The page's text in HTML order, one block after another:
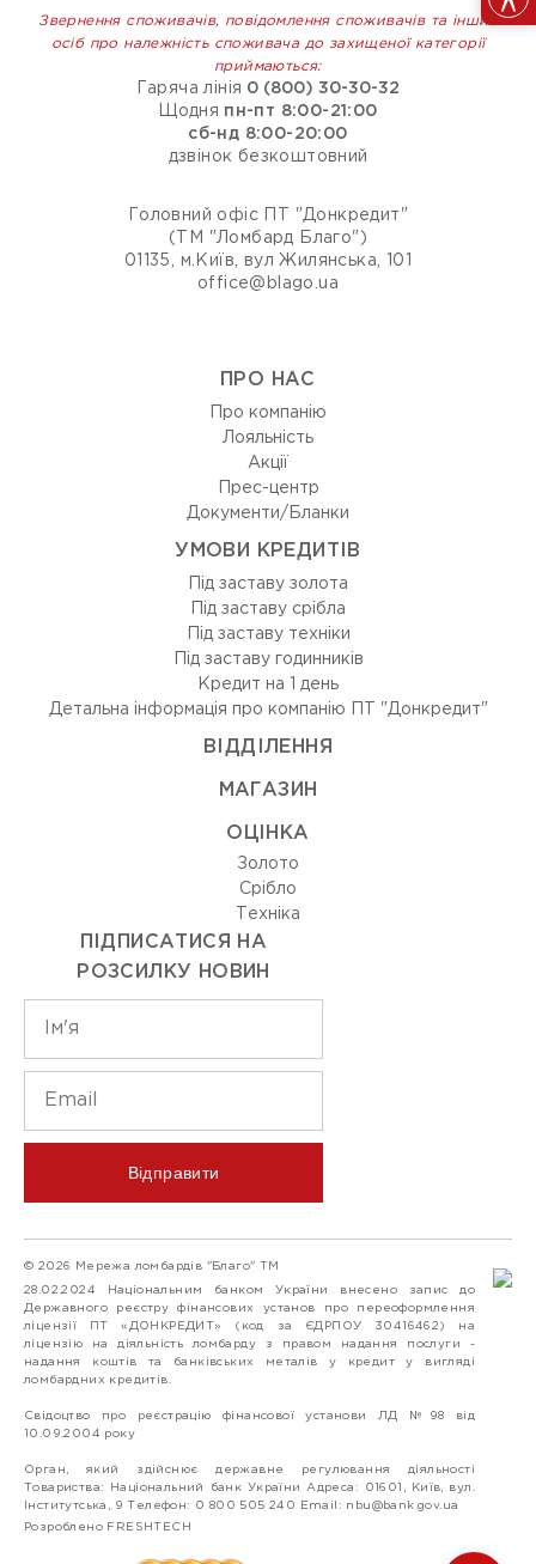
Звернення споживачів, повідомлення споживачів та інших
осіб про належність споживача до захищеної категорії
приймаються:
Гаряча лінія 0 (800) 30-30-32
Щодня
пн-пт 8:00-21:00
сб-нд 8:00-20:00
дзвінок безкоштовний
Головний офіс ПТ "Донкредит"
(ТМ "Ломбард Благо")
01135, м.Київ, вул Жилянська, 101
office@blago.ua
ПРО НАС
Про компанію
Лояльність
Акції
Прес-центр
Документи/Бланки
УМОВИ КРЕДИТІВ
Під заставу золота
Під заставу срібла
Під заставу техніки
Під заставу годинників
Кредит на 1 день
Детальна інформація про компанію ПТ "Донкредит"
ВIДДIЛЕННЯ
МАГАЗИН
ОЦIНКА
Золото
Срiбло
Технiка
ПІДПИСАТИСЯ НА
РОЗСИЛКУ НОВИН
Відправити
© 2026 Мережа ломбардів "Благо" ТМ
28.02.2024 Національним банком України внесено запис до
Державного реєстру фінансових установ про переоформлення
ліцензії ПТ «ДОНКРЕДИТ» (код за ЄДРПОУ 30416462) на
ліцензію на діяльність ломбарду з правом надання послуги -
надання коштів та банківських металів у кредит у вигляді
ломбардних кредитів.
Свідоцтво про реєстрацію фінансової установи ЛД №98 від
10.09.2004 року
Орган, який здійснює державне регулювання діяльності
Товариства: Національний банк України Адреса: 01601, Київ, вул.
Інститутська, 9 Телефон: 0 800 505 240 Email: nbu@bank.gov.ua
Розроблено FRESHTECH